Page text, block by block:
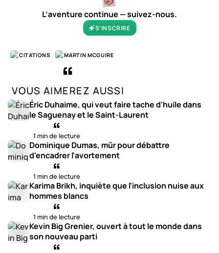
L’aventure continue — suivez-nous.
S’INSCRIRE
CITATIONS MARTIN MCGUIRE
VOUS AIMEREZ AUSSI
Éric Duhaime, qui veut faire tache d'huile dans
le Saguenay et le Saint-Laurent
1 min de lecture
Dominique Dumas, mûr pour débattre
d'encadrer l'avortement
1 min de lecture
Karima Brikh, inquiète que l'inclusion nuise aux
hommes blancs
1 min de lecture
Kevin Big Grenier, ouvert à tout le monde dans
son nouveau parti